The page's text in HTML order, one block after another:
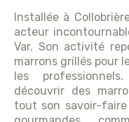
Installée à
acteur
Var. Son activité
marrons grillés pour
les
découvrir des
tout son savoir-